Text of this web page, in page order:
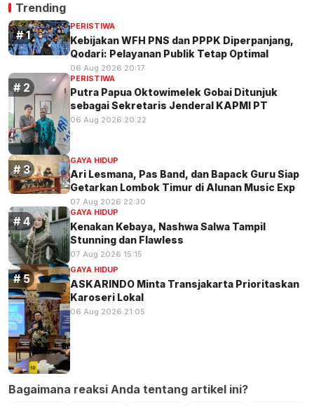
Trending
PERISTIWA
Kebijakan WFH PNS dan PPPK Diperpanjang,
Qodari: Pelayanan Publik Tetap Optimal
06 Aug 2026 20:17
PERISTIWA
Putra Papua Oktowimelek Gobai Ditunjuk
sebagai Sekretaris Jenderal KAPMI PT
06 Aug 2026 20:22
GAYA HIDUP
Ari Lesmana, Pas Band, dan Bapack Guru Siap
Getarkan Lombok Timur di Alunan Music Exp
07 Aug 2026 22:30
GAYA HIDUP
Kenakan Kebaya, Nashwa Salwa Tampil
Stunning dan Flawless
07 Aug 2026 15:15
GAYA HIDUP
ASKARINDO Minta Transjakarta Prioritaskan
Karoseri Lokal
06 Aug 2026 21:05
Bagaimana reaksi Anda tentang artikel ini?